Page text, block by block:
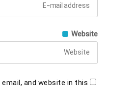
Website
and website in this